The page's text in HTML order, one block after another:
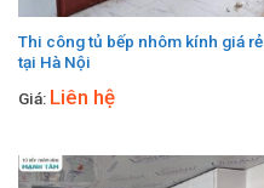
Thi công tủ bếp nhôm kính giá rẻ
tại Hà Nội
Giá: Liên hệ